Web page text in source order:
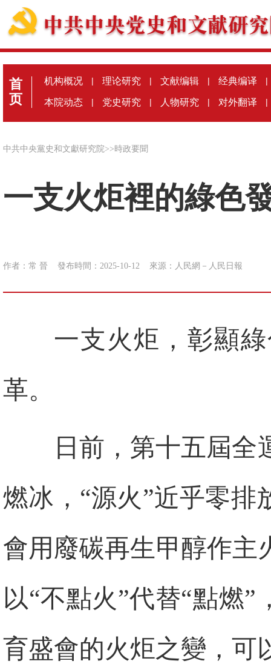
首
页
机构概况 | 理论研究 | 文献编辑 | 经典编译 |
本院动态 | 党史研究 | 人物研究 | 对外翻译 |
中共中央黨史和文獻研究院>>時政要聞
一支火炬裡的綠色
作者：常 晉 發布時間：2025-10-12 來源： 人民網－人民日報
一支火炬，彰顯
革。
日前，第十五屆全
燃冰，“源火”近乎零排
會用廢碳再生甲醇作主
以“不點火”代替“點燃
育盛會的火炬之變，可